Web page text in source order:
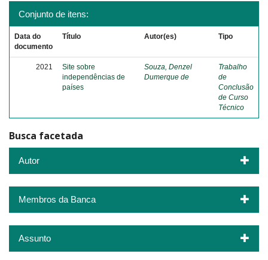
Conjunto de itens:
Data do
documento
Título Autor(es) Tipo
2021
Site sobre
independências de
países
Souza, Denzel
Dumerque de
Trabalho
de
Conclusão
de Curso
Técnico
Busca facetada
Autor
Membros da Banca
Assunto